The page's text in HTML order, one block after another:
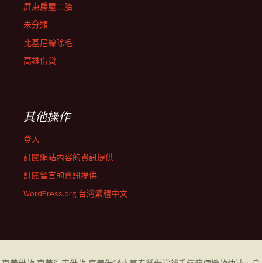
屏東房屋二胎
未分類
比基尼線除毛
高雄借貸
其他操作
登入
訂閱網站內容的資訊提供
訂閱留言的資訊提供
WordPress.org 台灣繁體中文